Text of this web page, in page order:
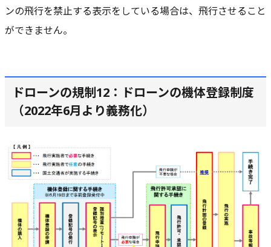
ンの飛行を禁止する表示をしている場合は、飛行させること
ができません。
ドローンの規制12：ドローンの機体登録制度
（2022年6月より義務化）